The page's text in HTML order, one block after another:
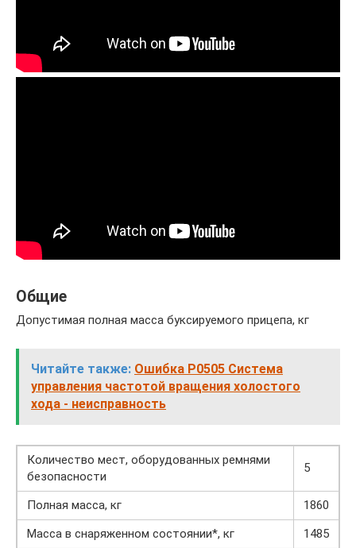
Общие
Допустимая полная масса буксируемого прицепа, кг
Читайте также: Ошибка P0505 Система
управления частотой вращения холостого
хода - неисправность
Количество мест, оборудованных ремнями
безопасности
5
Полная масса, кг
1860
Масса в снаряженном состоянии*, кг
1485